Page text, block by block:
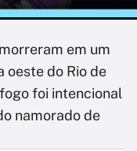
em um
oeste do Rio de
foi intencional
namorado de